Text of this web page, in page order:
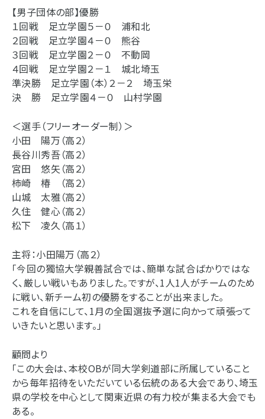
【男子団体の部】優勝
１回戦 足立学園５－０ 浦和北
２回戦 足立学園４－０ 熊谷
３回戦 足立学園２－０ 不動岡
４回戦 足立学園２－１ 城北埼玉
準決勝 足立学園（本）２－２ 埼玉栄
決 勝 足立学園４－０ 山村学園
＜選手（フリーオーダー制）＞
小田 陽万（高２）
長谷川秀吾（高２）
宮田 悠矢（高２）
柿崎 椿 （高２）
山城 太雅（高２）
久住 健心（高２）
松下 凌久（高１）
主将：小田陽万（高２）
「今回の獨協大学親善試合では、簡単な試合ばかりではな
く、厳しい戦いもありました。ですが、1人1人がチームのため
に戦い、新チーム初の優勝をすることが出来ました。
これを自信にして、1月の全国選抜予選に向かって頑張って
いきたいと思います。」
顧問より
「この大会は、本校OBが同大学剣道部に所属していること
から毎年招待をいただいている伝統のある大会であり、埼玉
県の学校を中心として関東近県の有力校が集まる大会でも
ある。